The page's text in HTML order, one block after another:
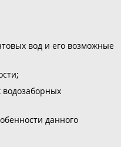
вод и его возможные
водозаборных
данного